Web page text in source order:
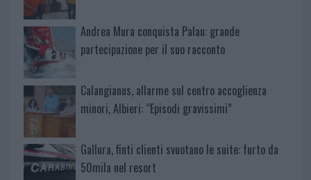
Andrea Mura conquista Palau: grande
partecipazione per il suo racconto
Calangianus, allarme sul centro accoglienza
minori, Albieri: “Episodi gravissimi”
Gallura, finti clienti svuotano le suite: furto da
50mila nel resort